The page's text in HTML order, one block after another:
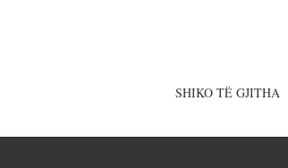
SHIKO TË GJITHA